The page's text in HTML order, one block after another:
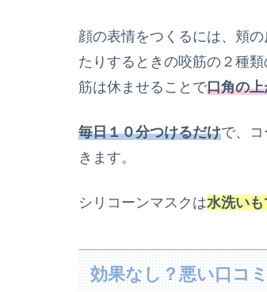
顔の表情をつくるには、頬
たりするときの咬筋の２種
筋は休ませることで口角の
毎日１０分つけるだけで、
きます。
シリコーンマスクは水洗い
効果なし？悪い口コ